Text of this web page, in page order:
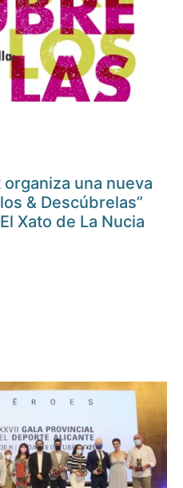
una nueva
& Descúbrelas”
Xato de La Nucia